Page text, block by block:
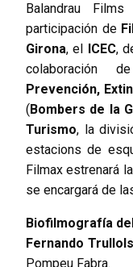
Balandrau
participación de
Girona, el ICEC,
colaboración
Prevención,
(Bombers de la
Turismo, la
estacions de
Filmax estrenará
se encargará de
Biofilmografía
Fernando
Pompeu Fabra.